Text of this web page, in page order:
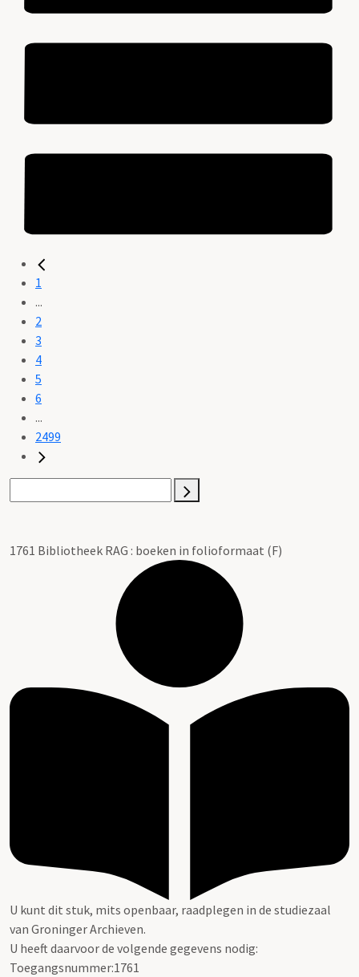
1
...
2
3
4
5
6
...
2499
1761 Bibliotheek RAG : boeken in folioformaat (F)
U kunt dit stuk, mits openbaar, raadplegen in de studiezaal
van Groninger Archieven.
U heeft daarvoor de volgende gegevens nodig:
Toegangsnummer:1761